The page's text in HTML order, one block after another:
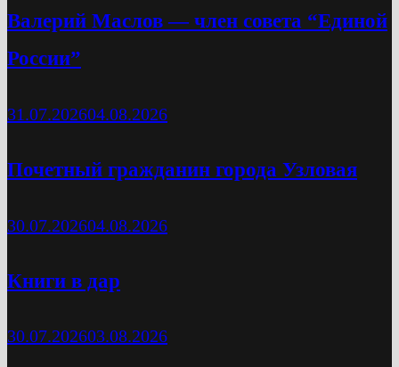
Валерий Маслов — член совета “Единой
России”
31.07.202604.08.2026
Почетный гражданин города Узловая
30.07.202604.08.2026
Книги в дар
30.07.202603.08.2026